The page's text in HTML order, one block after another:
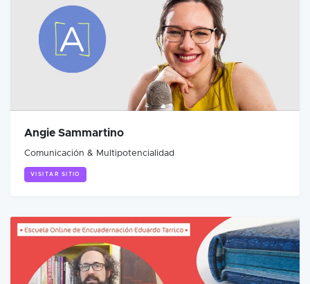
Angie Sammartino
Comunicación & Multipotencialidad
VISITAR SITIO